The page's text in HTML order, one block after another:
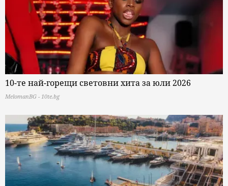
10-те най-горещи световни хита за юли 2026
MelomanBG - 10te.bg